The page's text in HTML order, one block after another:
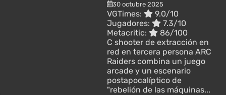
30 octubre 2025
VGTimes:
9.0/10
Jugadores:
7.3/10
Metacritic:
86/100
С shooter de extracción en
red en tercera persona ARC
Raiders combina un juego
arcade y un escenario
postapocalíptico de
"rebelión de las máquinas...